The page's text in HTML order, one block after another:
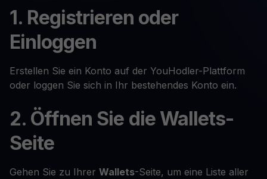
1. Registrieren oder
Einloggen
Erstellen Sie ein Konto auf der YouHodler-Plattform
oder loggen Sie sich in Ihr bestehendes Konto ein.
2. Öffnen Sie die Wallets-
Seite
Gehen Sie zu Ihrer Wallets-Seite, um eine Liste aller